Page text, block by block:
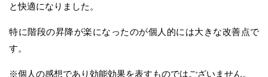
と快適になりました。
特に階段の昇降が楽になったのが個人的には大きな改善点で
す。
※個人の感想であり効能効果を表すものではございません。